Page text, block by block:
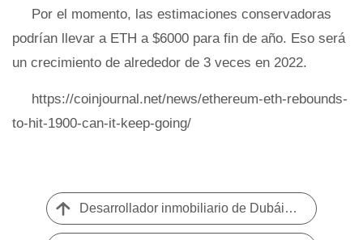
Por el momento, las estimaciones conservadoras
podrían llevar a ETH a $6000 para fin de año. Eso será
un crecimiento de alrededor de 3 veces en 2022.
https://coinjournal.net/news/ethereum-eth-rebounds-
to-hit-1900-can-it-keep-going/
Desarrollador inmobiliario de Dubái completa acuerdos de bienes raíces por valor de $ 50 millones a través de Crypto